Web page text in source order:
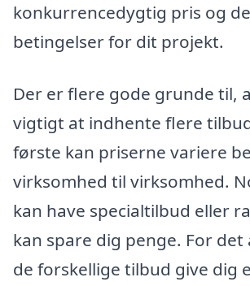
konkurrencedygtig pris og
betingelser for dit projekt.
Der er flere gode grunde til,
vigtigt at indhente flere
første kan priserne variere
virksomhed til virksomhed.
kan have specialtilbud eller
kan spare dig penge. For det
de forskellige tilbud give dig